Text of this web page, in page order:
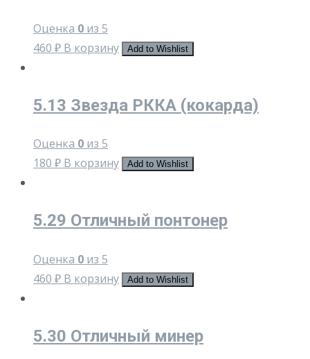
Оценка 0 из 5
460 ₽ В корзину Add to Wishlist
5.13 Звезда РККА (кокарда)
Оценка 0 из 5
180 ₽ В корзину Add to Wishlist
5.29 Отличный понтонер
Оценка 0 из 5
460 ₽ В корзину Add to Wishlist
5.30 Отличный минер